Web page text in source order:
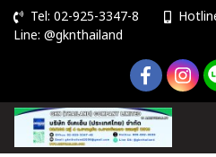
Tel: 02-925-3347-8
Line: @gknthailand